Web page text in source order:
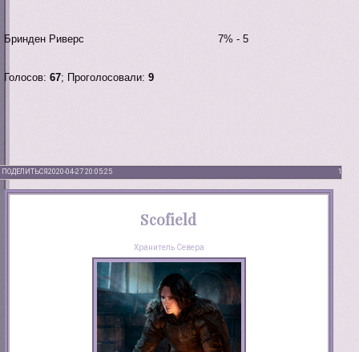
Бринден Риверс 7% - 5
Голосов: 67; Проголосовали: 9
ПОДЕЛИТЬСЯ 1
2020-04-27 20:05:25
Scofield
Хранитель Севера